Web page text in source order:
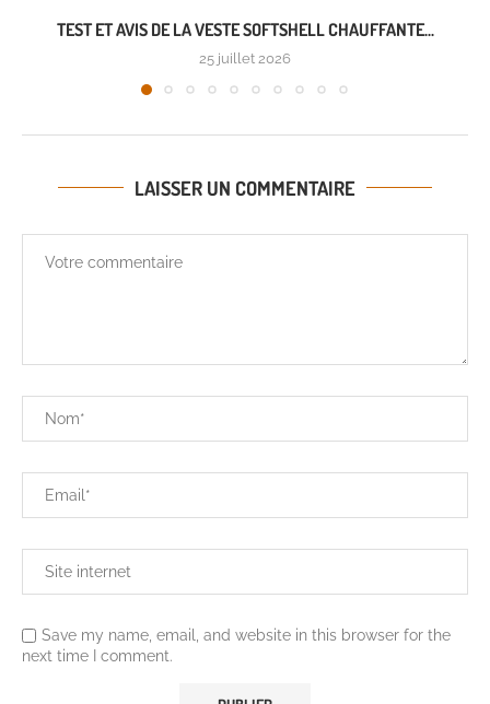
TEST ET AVIS DE LA VESTE SOFTSHELL CHAUFFANTE...
25 juillet 2026
LAISSER UN COMMENTAIRE
Save my name, email, and website in this browser for the
next time I comment.